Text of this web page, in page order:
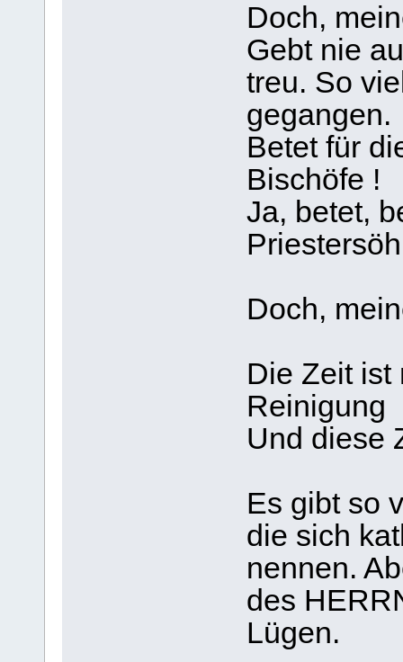
Doch,
Gebt nie
treu. So
gegangen.
Betet für
Bischöfe !
Ja, betet,
Doch,
Die Zeit ist
Reinigung
Und diese
Es gibt so
die sich
nennen.
des
Lügen.